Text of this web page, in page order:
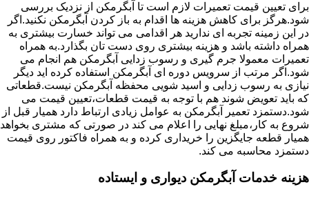
برای تعیین قیمت تعمیرات لازم است تا آبگرمکن از نزدیک بررسی
شود.هرگز برای کاهش هزینه ها اقدام به باز کردن آبگرمکن نکنید.اگر
در این زمینه تجربه ای ندارید هر اقدامی می تواند خسارت بیشتری به
همراه داشته باشد و هزینه بیشتری روی دست تان بگذارد.به همراه
تعمیرات معمولا جرم گیری و رسوب زدایی آبگرمکن هم انجام می
شود.اگر مرتب از سرویس دوره ای آبگرمکن استفاده کرده اید دیگر
نیازی به رسوب زدایی و اسید شویی محفظه آبگرمکن نیست.قطعاتی
که باید تعویض شوند هم با توجه به قیمت قطعات،تعیین قیمت می
شود.دستمزد تعمیر آبگرمکن به عوامل زیادی ارتباط دارد همیار قبل از
شروع به کار،مبلغ نهایی را اعلام می کند در صورتی که مشتری بخواهد
همیار قطعه جایگزین را خریداری کرده و به همراه فاکتور روی قیمت
دستمزد محاسبه می کند.
هزینه خدمات آبگرمکن دیواری و ایستاده